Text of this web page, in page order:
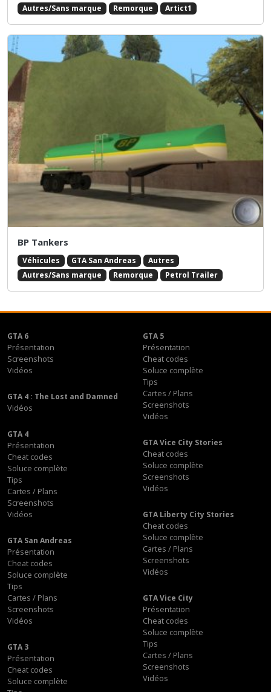
Autres/Sans marque
Remorque Artict1
BP Tankers
Véhicules GTA San Andreas
Autres
Autres/Sans marque
Remorque Petrol Trailer
GTA 6
Présentation
Screenshots
Vidéos
GTA 5
Présentation
Cheat codes
Soluce complète
Tips
Cartes / Plans
Screenshots
Vidéos
GTA 4 : The Lost and Damned
Vidéos
GTA 4
Présentation
Cheat codes
Soluce complète
Tips
Cartes / Plans
Screenshots
Vidéos
GTA Vice City Stories
Cheat codes
Soluce complète
Screenshots
Vidéos
GTA Liberty City Stories
Cheat codes
Soluce complète
Cartes / Plans
Screenshots
Vidéos
GTA San Andreas
Présentation
Cheat codes
Soluce complète
Tips
Cartes / Plans
Screenshots
Vidéos
GTA Vice City
Présentation
Cheat codes
Soluce complète
Tips
Cartes / Plans
Screenshots
Vidéos
GTA 3
Présentation
Cheat codes
Soluce complète